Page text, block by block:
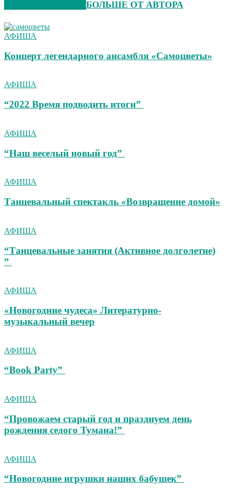
БОЛЬШЕ ОТ АВТОРА
АФИША
Концерт легендарного ансамбля «Самоцветы»
АФИША
“2022 Время подводить итоги”
АФИША
“Наш веселый новый год”
АФИША
Танцевальный спектакль «Возвращение домой»
АФИША
“Танцевальные занятия (Активное долголетие)
”
АФИША
«Новогодние чудеса» Литературно-
музыкальный вечер
АФИША
“Book Party”
АФИША
“Провожаем старый год и празднуем день
рождения седого Тумана!”
АФИША
“Новогодние игрушки наших бабушек”